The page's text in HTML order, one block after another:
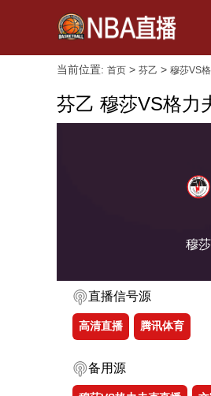
当前位置: 首页 > 芬乙 > 穆莎VS
芬乙 穆莎VS格力
穆莎
直播信号源
高清直播 腾讯体育
备用源